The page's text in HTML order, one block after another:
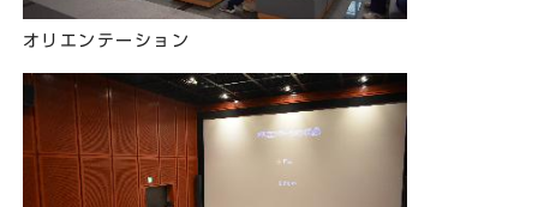
オリエンテーション